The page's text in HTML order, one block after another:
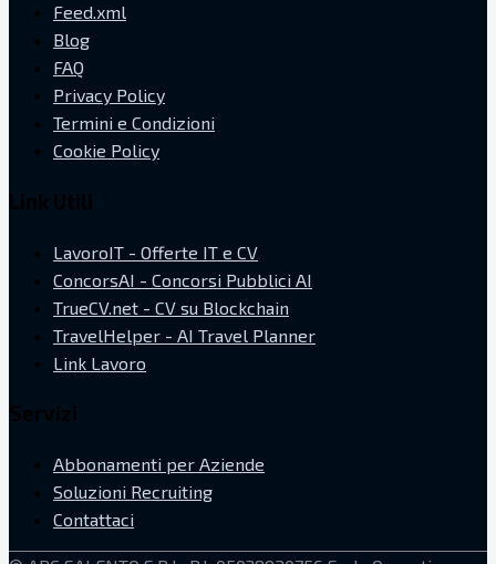
Feed.xml
Blog
FAQ
Privacy Policy
Termini e Condizioni
Cookie Policy
LavoroIT - Offerte IT e CV
ConcorsAI - Concorsi Pubblici AI
TrueCV.net - CV su Blockchain
TravelHelper - AI Travel Planner
Link Lavoro
Abbonamenti per Aziende
Soluzioni Recruiting
Contattaci